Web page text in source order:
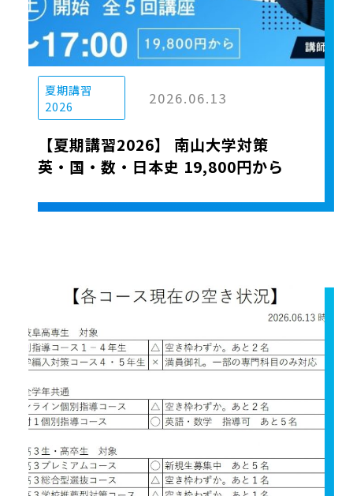
夏期講習
2026
2026.06.13
【夏期講習2026】 南山大学対策
英・国・数・日本史 19,800円から